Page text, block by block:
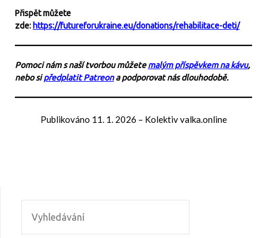
Přispět můžete
zde: https://futureforukraine.eu/donations/rehabilitace-deti/
Pomoci nám s naší tvorbou můžetemalým příspěvkem na kávu,
nebo sipředplatit Patreona podporovat nás dlouhodobě.
Publikováno 11. 1. 2026 – Kolektiv valka.online